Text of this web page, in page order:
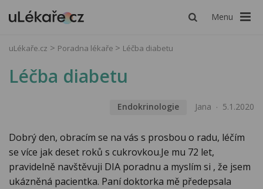
Menu
uLékaře.cz Poradna lékaře Léčba diabetu
Léčba diabetu
Endokrinologie Jana 5.1.2020
Dobrý den, obracím se na vás s prosbou o radu, léčím
se více jak deset roků s cukrovkou.Je mu 72 let,
pravidelně navštěvuji DIA poradnu a myslím si , že jsem
ukázněná pacientka. Paní doktorka mě předepsala